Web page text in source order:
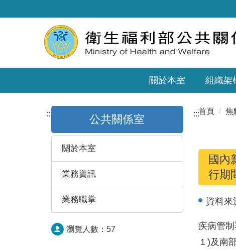
關於本室 組織架
::: 公共關係室
關於本室
業務資訊
業務職掌
瀏覽人數： 57
:::首頁 焦
國內
行期
資料來
疾病管
１)及南